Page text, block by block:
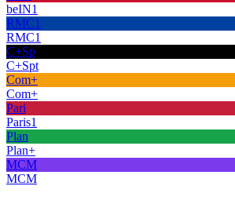
beIN1
RMC1
RMC1
C+Sp
C+Spt
Com+
Com+
Pari
Paris1
Plan
Plan+
MCM
MCM